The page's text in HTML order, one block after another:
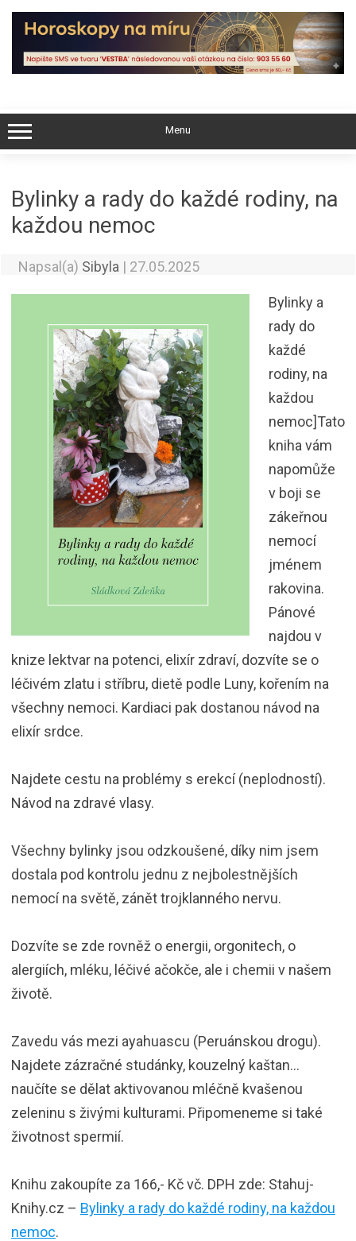
Skip
content
Menu
Bylinky a rady do každé rodiny, na
každou nemoc
Napsal(a) Sibyla | 27.05.2025
Bylinky a
rady do
každé
rodiny, na
každou
nemoc]Tato
kniha vám
napomůže
v boji se
zákeřnou
nemocí
jménem
rakovina.
Pánové
najdou v
knize lektvar na potenci, elixír zdraví, dozvíte se o
léčivém zlatu i stříbru, dietě podle Luny, kořením na
všechny nemoci. Kardiaci pak dostanou návod na
elixír srdce.
Najdete cestu na problémy s erekcí (neplodností).
Návod na zdravé vlasy.
Všechny bylinky jsou odzkoušené, díky nim jsem
dostala pod kontrolu jednu z nejbolestnějších
nemocí na světě, zánět trojklanného nervu.
Dozvíte se zde rovněž o energii, orgonitech, o
alergiích, mléku, léčivé ačokče, ale i chemii v našem
životě.
Zavedu vás mezi ayahuascu (Peruánskou drogu).
Najdete zázračné studánky, kouzelný kaštan…
naučíte se dělat aktivovanou mléčně kvašenou
zeleninu s živými kulturami. Připomeneme si také
životnost spermií.
Knihu zakoupíte za 166,- Kč vč. DPH zde: Stahuj-
Knihy.cz – Bylinky a rady do každé rodiny, na každou
nemoc.